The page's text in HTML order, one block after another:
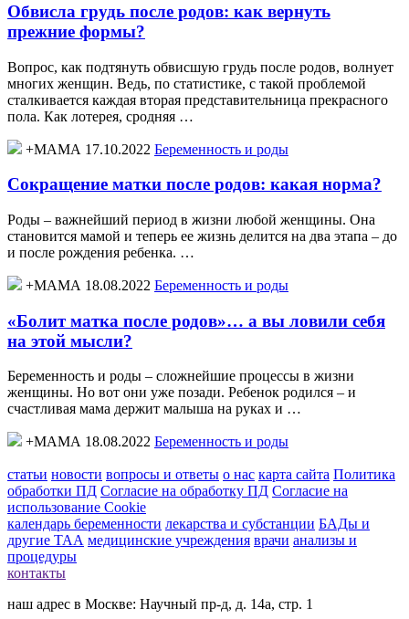
Обвисла грудь после родов: как вернуть
прежние формы?
Вопрос, как подтянуть обвисшую грудь после родов, волнует
многих женщин. Ведь, по статистике, с такой проблемой
сталкивается каждая вторая представительница прекрасного
пола. Как лотерея, сродняя …
+МАМА 17.10.2022 Беременность и роды
Сокращение матки после родов: какая норма?
Роды – важнейший период в жизни любой женщины. Она
становится мамой и теперь ее жизнь делится на два этапа – до
и после рождения ребенка. …
+МАМА 18.08.2022 Беременность и роды
«Болит матка после родов»… а вы ловили себя
на этой мысли?
Беременность и роды – сложнейшие процессы в жизни
женщины. Но вот они уже позади. Ребенок родился – и
счастливая мама держит малыша на руках и …
+МАМА 18.08.2022 Беременность и роды
статьи новости вопросы и ответы о нас карта сайта Политика
обработки ПД Согласие на обработку ПД Согласие на
использование Cookie
календарь беременности лекарства и субстанции БАДы и
другие ТАА медицинские учреждения врачи анализы и
процедуры
контакты
наш адрес в Москве: Научный пр-д, д. 14а, стр. 1